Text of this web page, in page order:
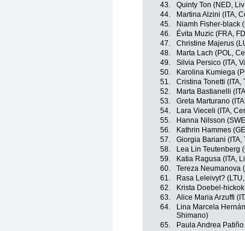
43.
Quinty Ton (NED,
44.
Martina Alzini (ITA,
45.
Niamh Fisher-black
46.
Évita Muzic (FRA,
47.
Christine Majerus
48.
Marta Lach (POL,
49.
Silvia Persico (ITA,
50.
Karolina Kumiega
51.
Cristina Tonetti (ITA,
52.
Marta Bastianelli
53.
Greta Marturano
54.
Lara Vieceli (ITA,
55.
Hanna Nilsson
56.
Kathrin Hammes
57.
Giorgia Bariani (ITA,
58.
Lea Lin Teutenberg
59.
Katia Ragusa (ITA,
60.
Tereza Neumanova
61.
Rasa Leleivyt?
62.
Krista Doebel-
63.
Alice Maria Arzuffi
64.
Lina Marcela
Shimano)
65. Paula Andrea